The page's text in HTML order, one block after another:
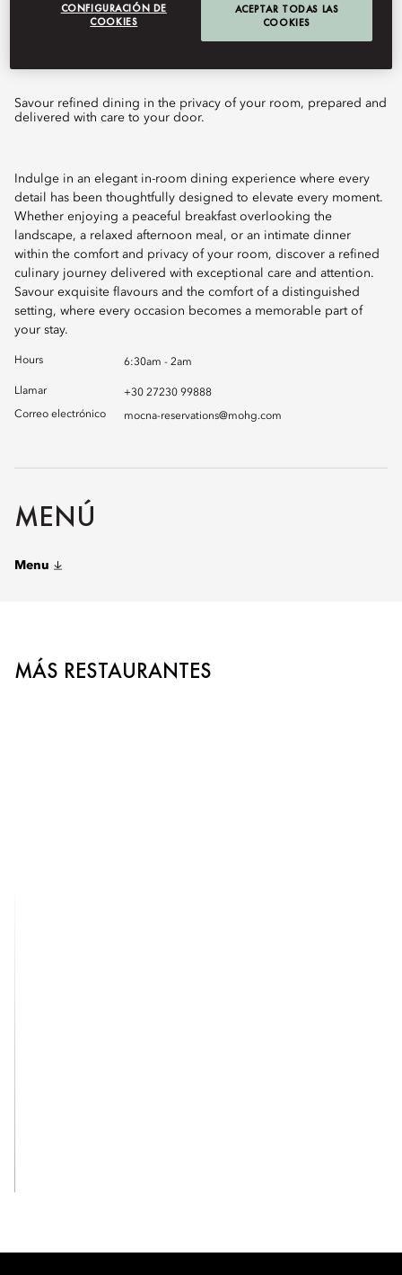
IN-ROOM DINING
Savour refined dining in the privacy of your room, prepared and
delivered with care to your door.
Indulge in an elegant in-room dining experience where every
detail has been thoughtfully designed to elevate every moment.
Whether enjoying a peaceful breakfast overlooking the
landscape, a relaxed afternoon meal, or an intimate dinner
within the comfort and privacy of your room, discover a refined
culinary journey delivered with exceptional care and attention.
Savour exquisite flavours and the comfort of a distinguished
setting, where every occasion becomes a memorable part of
your stay.
Hours 6:30am - 2am
Llamar
+30 27230 99888
Correo electrónico
mocna-reservations@mohg.com
MENÚ
Menu
MÁS RESTAURANTES
CONFIGURACIÓN DE
COOKIES
ACEPTAR TODAS LAS
COOKIES